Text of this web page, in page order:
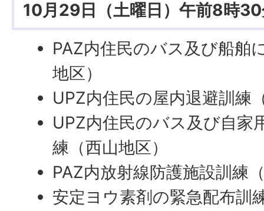
10月29日（土曜日）午前8時
PAZ内住民のバス及び船舶
地区）
UPZ内住民の屋内退避訓練
UPZ内住民のバス及び自家
練（西山地区）
PAZ内放射線防護施設訓練
安定ヨウ素剤の緊急配布訓